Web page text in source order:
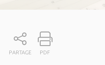
PARTAGE PDF